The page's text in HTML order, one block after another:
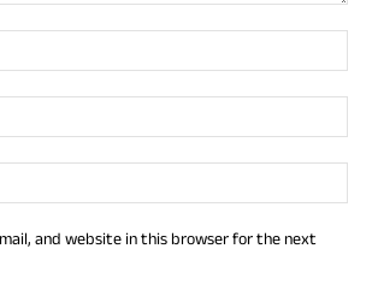
and website in this browser for the next